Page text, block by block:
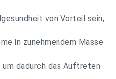
von Vorteil sein,
in zunehmendem Masse
dadurch das Auftreten